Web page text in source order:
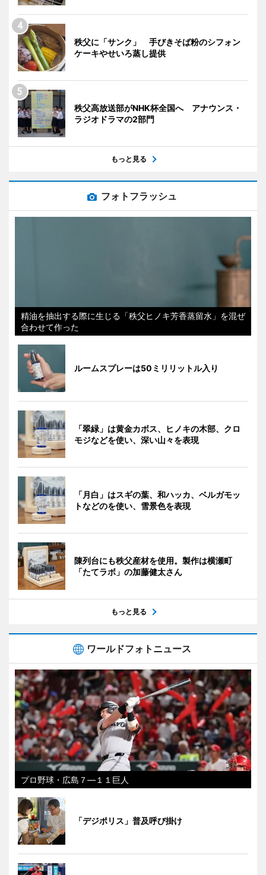
秩父に「サンク」 手びきそば粉のシフォン
ケーキやせいろ蒸し提供
秩父高放送部がNHK杯全国へ アナウンス・
ラジオドラマの2部門
もっと見る
フォトフラッシュ
精油を抽出する際に生じる「秩父ヒノキ芳香蒸留水」を混ぜ
合わせて作った
ルームスプレーは50ミリリットル入り
「翠緑」は黄金カボス、ヒノキの木部、クロ
モジなどを使い、深い山々を表現
「月白」はスギの葉、和ハッカ、ベルガモッ
トなどのを使い、雪景色を表現
陳列台にも秩父産材を使用。製作は横瀬町
「たてラボ」の加藤健太さん
もっと見る
ワールドフォトニュース
プロ野球・広島７―１１巨人
「デジポリス」普及呼び掛け